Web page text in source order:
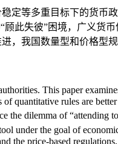
定等多重目标下的货币
此失彼”困境，广义货
我国数量型和价格型规
This paper
quantitative rules are
the dilemma of “attending
under the goal of
the price-based regulations.